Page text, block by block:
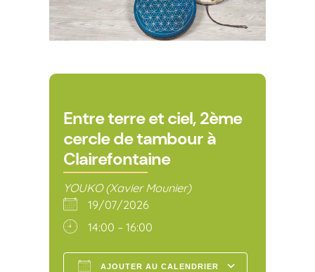
Entre terre et ciel, 2ème
cercle de tambour à
Clairefontaine
YOUKO (Xavier Mounier)
19/07/2026
14:00 – 16:00
AJOUTER AU CALENDRIER